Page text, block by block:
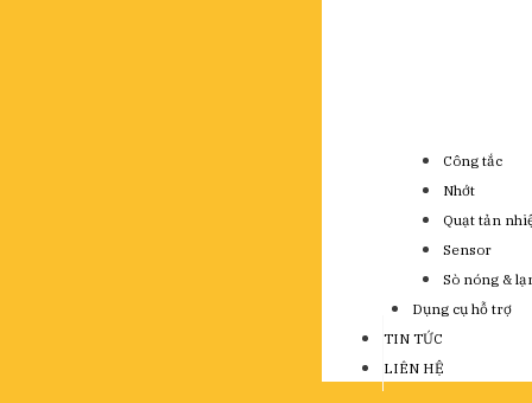
Công tắc
Nhớt
Quạt tản
Sensor
Sò nóng &
Dụng cụ hỗ trợ
TIN TỨC
LIÊN HỆ